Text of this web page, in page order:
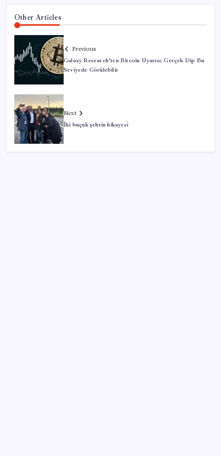
Other Articles
Previous
Galaxy Research’ten Bitcoin Uyarısı: Gerçek Dip Bu
Seviyede Görülebilir
Next
İki buçuk şehrin hikayesi